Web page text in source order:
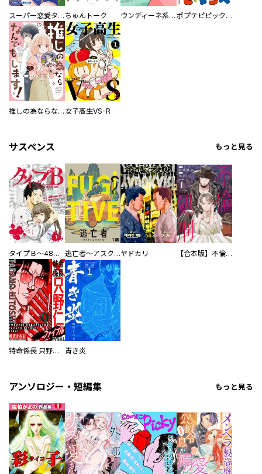
スーパー恋愛タイム！～現場でドＳな彼女は自宅でデレる～ ちゅんトーク ウンディーネ系彼氏 ポプテピピック SEASON EIGHT
推しの為ならなんでもします！ 女子高生VS-R
サスペンス もっと見る
タイプＢ～48時間後、致死率100％～【単話】 逃亡者～アスクレピオスの杖～ヤドカリ 【合本版】不倫処刑
特命係長 只野仁ファイナル 愛蔵版 青き炎
アンソロジー・短編集 もっと見る